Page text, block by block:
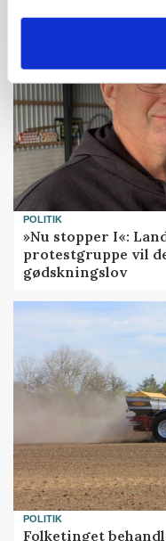
POLITIK
»Nu stopper I«:
protestgruppe vil
gødskningslov
POLITIK
Folketinget